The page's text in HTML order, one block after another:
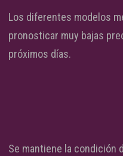
Los diferentes modelos
pronosticar muy bajas
próximos días.
Se mantiene la condición